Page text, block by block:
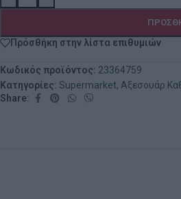
Πρόσθήκη στην λίστα επιθυμιών
Κωδικός προϊόντος: 23364759
Κατηγορίες: Supermarket, Αξεσουάρ
Share: